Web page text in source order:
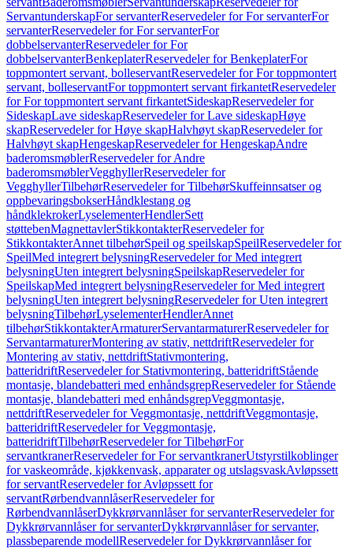
ServantunderskapFor servanterReservedeler for For servanterFor
servanterReservedeler for For servanterFor
dobbelservanterReservedeler for For
dobbelservanterBenkeplaterReservedeler for BenkeplaterFor
toppmontert servant, bolleservantReservedeler for For toppmontert
servant, bolleservantFor toppmontert servant firkantetReservedeler
for For toppmontert servant firkantetSideskapReservedeler for
SideskapLave sideskapReservedeler for Lave sideskapHøye
skapReservedeler for Høye skapHalvhøyt skapReservedeler for
Halvhøyt skapHengeskapReservedeler for HengeskapAndre
baderomsmøblerReservedeler for Andre
baderomsmøblerVegghyllerReservedeler for
VegghyllerTilbehørReservedeler for TilbehørSkuffeinnsatser og
oppbevaringsbokserHåndklestang og
håndklekrokerLyselementerHendlerSett
støttebenMagnettavlerStikkontakterReservedeler for
StikkontakterAnnet tilbehørSpeil og speilskapSpeilReservedeler for
SpeilMed integrert belysningReservedeler for Med integrert
belysningUten integrert belysningSpeilskapReservedeler for
SpeilskapMed integrert belysningReservedeler for Med integrert
belysningUten integrert belysningReservedeler for Uten integrert
belysningTilbehørLyselementerHendlerAnnet
tilbehørStikkontakterArmaturerServantarmaturerReservedeler for
ServantarmaturerMontering av stativ, nettdriftReservedeler for
Montering av stativ, nettdriftStativmontering,
batteridriftReservedeler for Stativmontering, batteridriftStående
montasje, blandebatteri med enhåndsgrepReservedeler for Stående
montasje, blandebatteri med enhåndsgrepVeggmontasje,
nettdriftReservedeler for Veggmontasje, nettdriftVeggmontasje,
batteridriftReservedeler for Veggmontasje,
batteridriftTilbehørReservedeler for TilbehørFor
servantkranerReservedeler for For servantkranerUtstyrstilkoblinger
for vaskeområde, kjøkkenvask, apparater og utslagsvaskAvløpssett
for servantReservedeler for Avløpssett for
servantRørbendvannlåserReservedeler for
RørbendvannlåserDykkrørvannlåser for servanterReservedeler for
Dykkrørvannlåser for servanterDykkrørvannlåser for servanter,
plassbeparende modellReservedeler for Dykkrørvannlåser for